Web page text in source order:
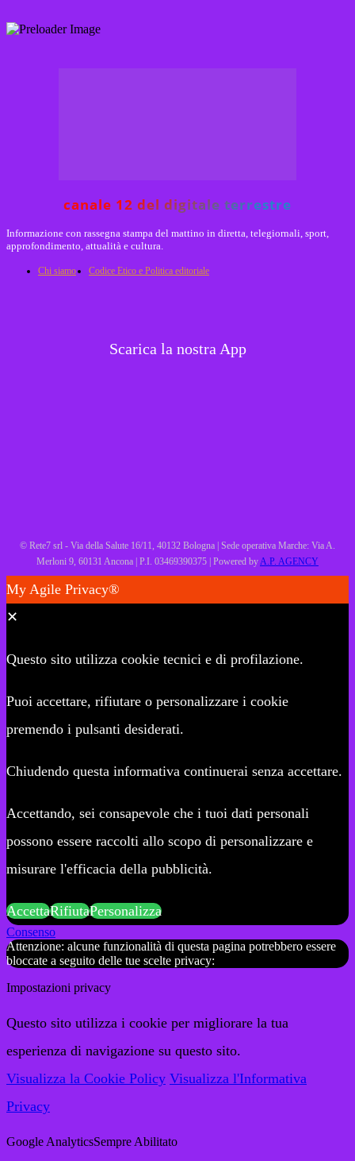
canale 12 del digitale terrestre
Informazione con rassegna stampa del mattino in diretta, telegiornali, sport,
approfondimento, attualità e cultura.
Chi siamo Codice Etico e Politica editoriale
Scarica la nostra App
© Rete7 srl - Via della Salute 16/11, 40132 Bologna | Sede operativa Marche: Via A.
Merloni 9, 60131 Ancona | P.I. 03469390375 | Powered byA.P. AGENCY
My Agile Privacy®
✕
Questo sito utilizza cookie tecnici e di profilazione.
Puoi accettare, rifiutare o personalizzare i cookie
premendo i pulsanti desiderati.
Chiudendo questa informativa continuerai senza accettare.
Accettando, sei consapevole che i tuoi dati personali
possono essere raccolti allo scopo di personalizzare e
misurare l'efficacia della pubblicità.
AccettaRifiutaPersonalizza
Consenso
Attenzione: alcune funzionalità di questa pagina potrebbero essere
bloccate a seguito delle tue scelte privacy:
Impostazioni privacy
Questo sito utilizza i cookie per migliorare la tua
esperienza di navigazione su questo sito.
Visualizza la Cookie Policy Visualizza l'Informativa
Privacy
Google AnalyticsSempre Abilitato